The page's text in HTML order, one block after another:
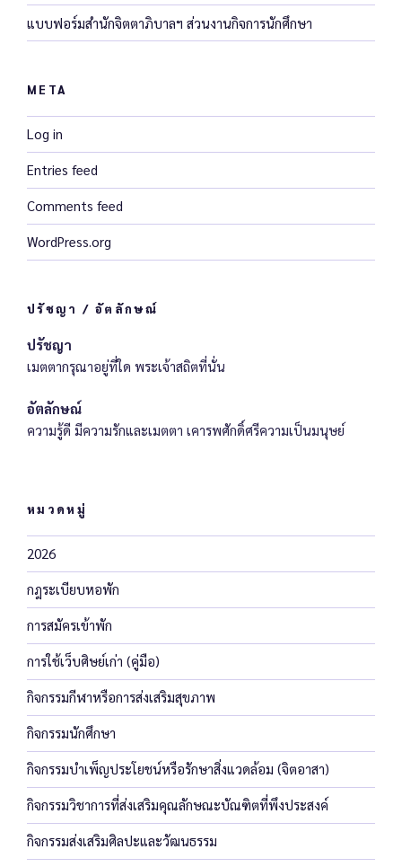
แบบฟอร์มสำนักจิตตาภิบาลฯ ส่วนงานกิจการนักศึกษา
META
Log in
Entries feed
Comments feed
WordPress.org
ปรัชญา / อัตลักษณ์
ปรัชญา
เมตตากรุณาอยู่ที่ใด พระเจ้าสถิตที่นั่น
อัตลักษณ์
ความรู้ดี มีความรักและเมตตา เคารพศักดิ์ศรีความเป็นมนุษย์
หมวดหมู่
2026
กฎระเบียบหอพัก
การสมัครเข้าพัก
การใช้เว็บศิษย์เก่า (คู่มือ)
กิจกรรมกีฬาหรือการส่งเสริมสุขภาพ
กิจกรรมนักศึกษา
กิจกรรมบำเพ็ญประโยชน์หรือรักษาสิ่งแวดล้อม (จิตอาสา)
กิจกรรมวิชาการที่ส่งเสริมคุณลักษณะบัณฑิตที่พึงประสงค์
กิจกรรมส่งเสริมศิลปะและวัฒนธรรม